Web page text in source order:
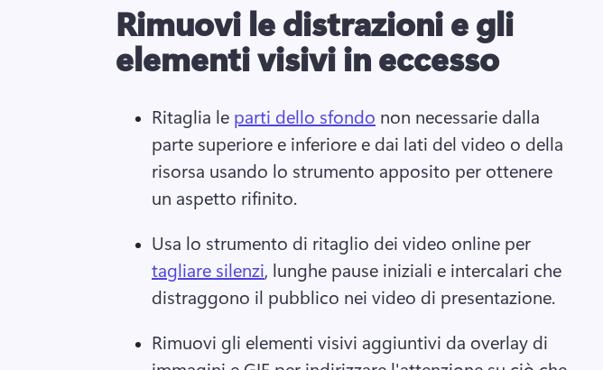
Rimuovi le distrazioni e gli
elementi visivi in eccesso
Ritaglia le parti dello sfondo non necessarie dalla
parte superiore e inferiore e dai lati del video o della
risorsa usando lo strumento apposito per ottenere
un aspetto rifinito.
Usa lo strumento di ritaglio dei video online per
tagliare silenzi, lunghe pause iniziali e intercalari che
distraggono il pubblico nei video di presentazione.
Rimuovi gli elementi visivi aggiuntivi da overlay di